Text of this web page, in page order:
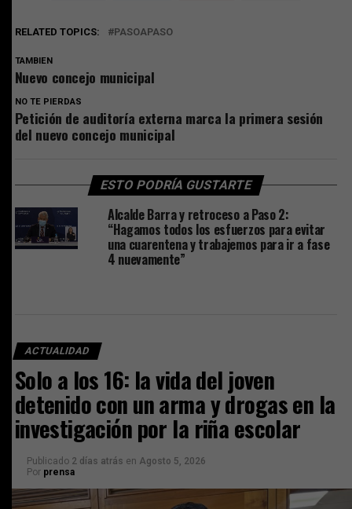
RELATED TOPICS: PASOAPASO
TAMBIEN
Nuevo concejo municipal
NO TE PIERDAS
Petición de auditoría externa marca la primera sesión
del nuevo concejo municipal
ESTO PODRÍA GUSTARTE
Alcalde Barra y retroceso a Paso 2:
“Hagamos todos los esfuerzos para evitar
una cuarentena y trabajemos para ir a fase
4 nuevamente”
ACTUALIDAD
Solo a los 16: la vida del joven
detenido con un arma y drogas en la
investigación por la riña escolar
Publicado 2 días atrás en Agosto 5, 2026
Por prensa